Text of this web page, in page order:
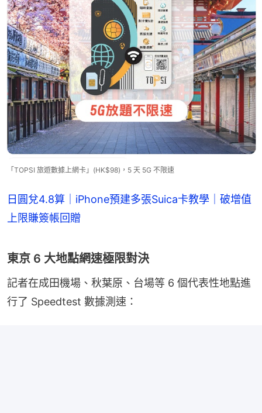
「TOPSI 旅遊數據上網卡」(HK$98)，5 天 5G 不限速
日圓兌4.8算｜iPhone預建多張Suica卡教學｜破增值
上限賺簽帳回贈
東京 6 大地點網速極限對決
記者在成田機場、秋葉原、台場等 6 個代表性地點進
行了 Speedtest 數據測速：